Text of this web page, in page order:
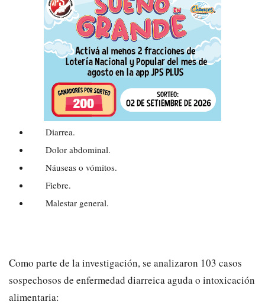
Diarrea.
Dolor abdominal.
Náuseas o vómitos.
Fiebre.
Malestar general.
Como parte de la investigación, se analizaron 103 casos
sospechosos de enfermedad diarreica aguda o intoxicación
alimentaria: